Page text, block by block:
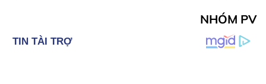
NHÓM PV